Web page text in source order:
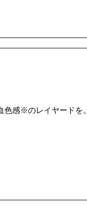
色感※のレイヤードを。